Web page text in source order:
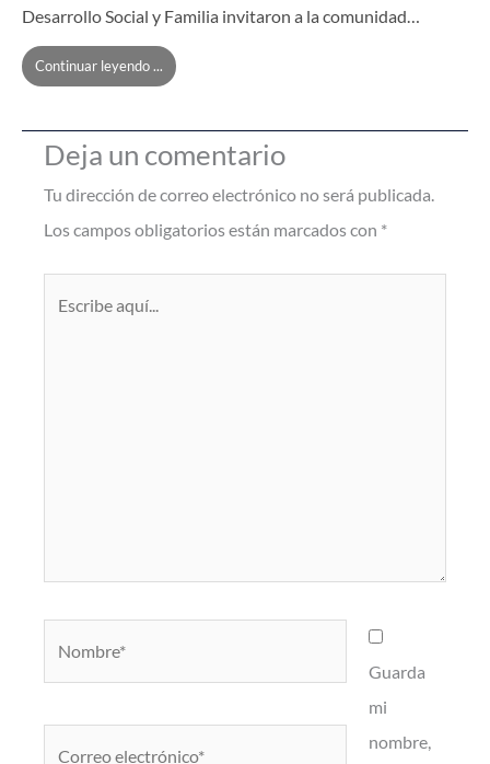
Desarrollo Social y Familia invitaron a la comunidad…
Continuar leyendo ...
Deja un comentario
Tu dirección de correo electrónico no será publicada.
Los campos obligatorios están marcados con *
Guarda
mi
nombre,